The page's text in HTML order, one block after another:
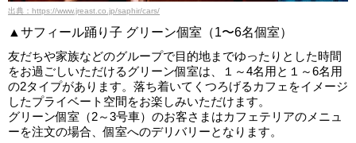
出典：https://www.jreast.co.jp/saphir/cars/
▲サフィール踊り子 グリーン個室（1〜6名個室）
友だちや家族などのグループで目的地までゆったりとした時間
をお過ごしいただけるグリーン個室は、１～4名用と１～6名用
の2タイプがあります。落ち着いてくつろげるカフェをイメージ
したプライベート空間をお楽しみいただけます。
グリーン個室（2～3号車）のお客さまはカフェテリアのメニュ
ーを注文の場合、個室へのデリバリーとなります。